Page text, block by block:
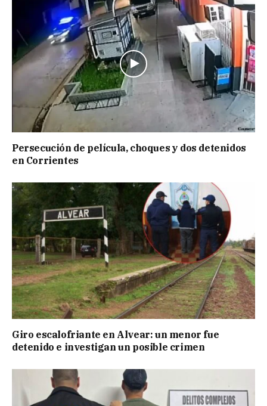
Persecución de película, choques y dos detenidos
en Corrientes
Giro escalofriante en Alvear: un menor fue
detenido e investigan un posible crimen